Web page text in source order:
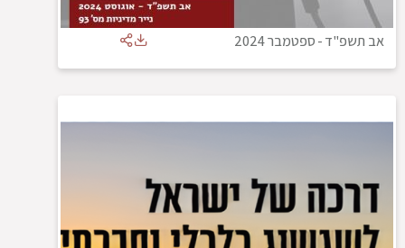
אב תשפ"ד-ספטמבר 2024